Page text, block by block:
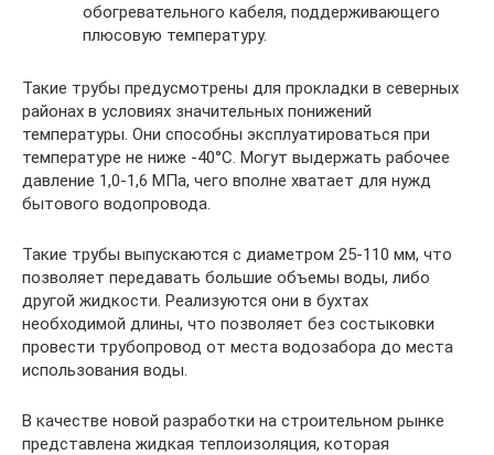
обогревательного кабеля, поддерживающего
плюсовую температуру.
Такие трубы предусмотрены для прокладки в северных
районах в условиях значительных понижений
температуры. Они способны эксплуатироваться при
температуре не ниже -40°C. Могут выдержать рабочее
давление 1,0-1,6 МПа, чего вполне хватает для нужд
бытового водопровода.
Такие трубы выпускаются с диаметром 25-110 мм, что
позволяет передавать большие объемы воды, либо
другой жидкости. Реализуются они в бухтах
необходимой длины, что позволяет без состыковки
провести трубопровод от места водозабора до места
использования воды.
В качестве новой разработки на строительном рынке
представлена жидкая теплоизоляция, которая